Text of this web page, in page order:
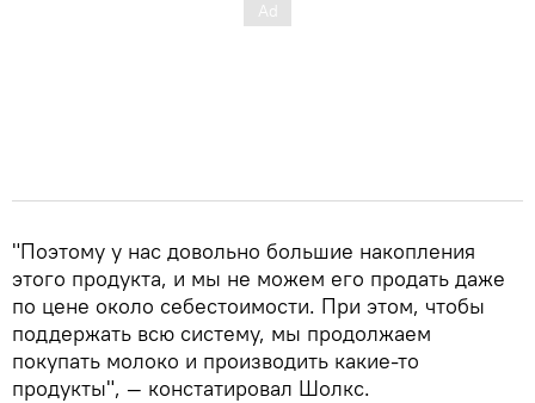
"Поэтому у нас довольно большие накопления
этого продукта, и мы не можем его продать даже
по цене около себестоимости. При этом, чтобы
поддержать всю систему, мы продолжаем
покупать молоко и производить какие-то
продукты", — констатировал Шолкс.